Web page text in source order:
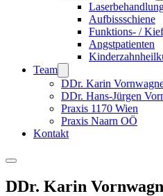
Aufbissschiene
Funktions- /
Angstpatienten
Team
DDr. Karin
DDr. Hans-Jürgen
Praxis 1170 Wien
Praxis Naarn OÖ
Kontakt
DDr. Karin